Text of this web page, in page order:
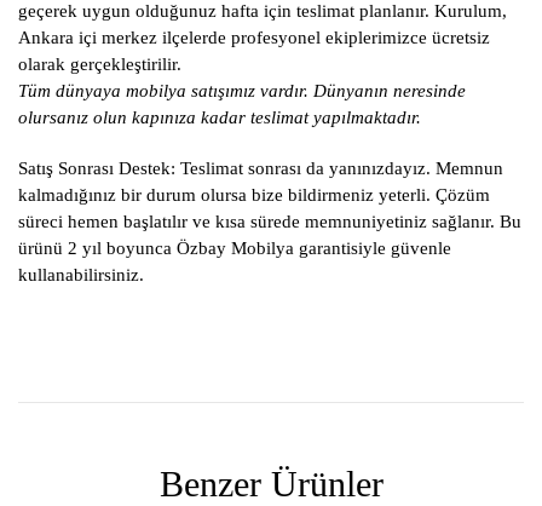
geçerek uygun olduğunuz hafta için teslimat planlanır. Kurulum,
Ankara içi merkez ilçelerde profesyonel ekiplerimizce ücretsiz
olarak gerçekleştirilir.
Tüm dünyaya mobilya satışımız vardır. Dünyanın neresinde
olursanız olun kapınıza kadar teslimat yapılmaktadır.
Satış Sonrası Destek: Teslimat sonrası da yanınızdayız. Memnun
kalmadığınız bir durum olursa bize bildirmeniz yeterli. Çözüm
süreci hemen başlatılır ve kısa sürede memnuniyetiniz sağlanır. Bu
ürünü 2 yıl boyunca Özbay Mobilya garantisiyle güvenle
kullanabilirsiniz.
Benzer Ürünler